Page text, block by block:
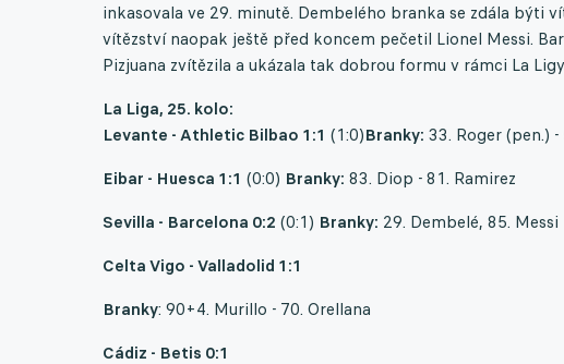
inkasovala ve 29. minutě. Dembelého branka se zdála býti
vítězství naopak ještě před koncem pečetil Lionel Messi.
Pizjuana zvítězila a ukázala tak dobrou formu v rámci La
La Liga, 25. kolo:
Levante - Athletic Bilbao 1:1 (1:0)Branky: 33. Roger (pen.)
Eibar - Huesca 1:1 (0:0) Branky: 83. Diop - 81. Ramirez
Sevilla - Barcelona 0:2 (0:1) Branky: 29. Dembelé, 85. Messi
Celta Vigo - Valladolid 1:1
Branky: 90+4. Murillo - 70. Orellana
Cádiz - Betis 0:1